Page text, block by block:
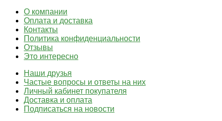
О компании
Оплата и доставка
Контакты
Политика конфиденциальности
Отзывы
Это интересно
Наши друзья
Частые вопросы и ответы на них
Личный кабинет покупателя
Доставка и оплата
Подписаться на новости